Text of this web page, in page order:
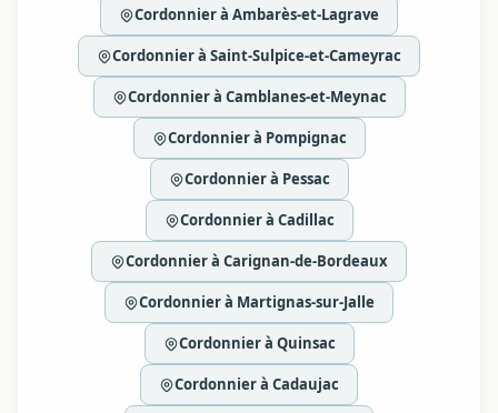
Cordonnier à Ambarès-et-Lagrave
Cordonnier à Saint-Sulpice-et-Cameyrac
Cordonnier à Camblanes-et-Meynac
Cordonnier à Pompignac
Cordonnier à Pessac
Cordonnier à Cadillac
Cordonnier à Carignan-de-Bordeaux
Cordonnier à Martignas-sur-Jalle
Cordonnier à Quinsac
Cordonnier à Cadaujac